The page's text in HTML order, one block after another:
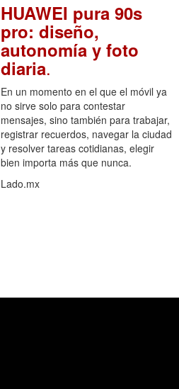
HUAWEI pura 90s
pro: diseño,
autonomía y foto
diaria.
En un momento en el que el móvil ya
no sirve solo para contestar
mensajes, sino también para trabajar,
registrar recuerdos, navegar la ciudad
y resolver tareas cotidianas, elegir
bien importa más que nunca.
Lado.mx